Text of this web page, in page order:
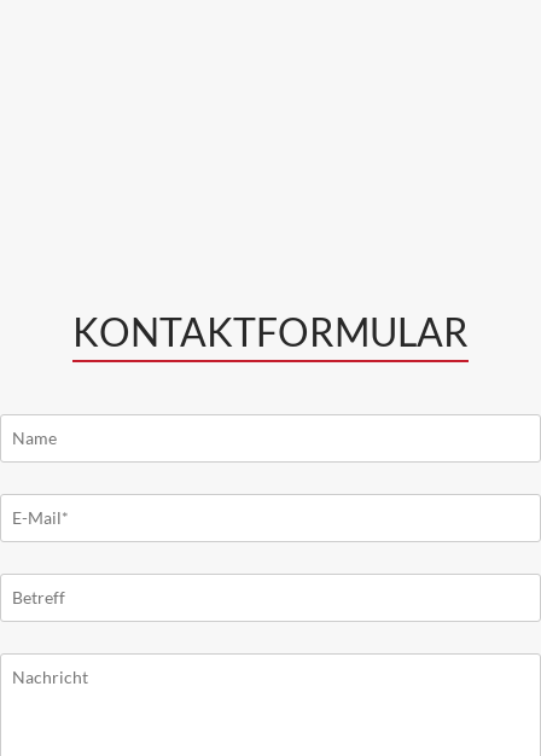
KONTAKTFORMULAR